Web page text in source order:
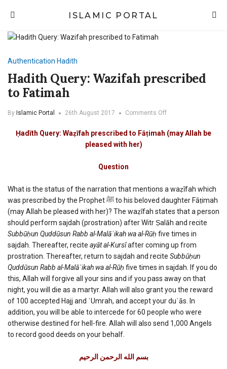
ISLAMIC PORTAL
Authentication Hadith
Hadith Query: Wazifah prescribed
to Fatimah
By Islamic Portal 26th August 2017 Comments Offon
Query:
Wazifah
Ḥadīth Query: Waẓīfah prescribed to Fāṭimah (may Allah be
pleased with her)
Question
What is the status of the narration that mentions a waẓīfah which
was prescribed by the Prophet ﷺ to his beloved daughter Fāṭimah
(may Allah be pleased with her)? The waẓīfah states that a person
should perform sajdah (prostration) after Witr Ṣalāh and recite
Subbūḥun Quddūsun Rabb al-Malāʾikah wa al-Rūḥ five times in
sajdah. Thereafter, recite ayāt al-Kursīafter coming up from
prostration. Thereafter, return to sajdah and recite Subbūḥun
Quddūsun Rabb al-Malāʾikah wa al-Rūḥ five times in sajdah. If you do
this, Allah will forgive all your sins and if you pass away on that
night, you will die as a martyr. Allah will also grant you the reward
of 100 accepted Hajj and ʿUmrah, and accept your duʿās. In
addition, you will be able to intercede for 60 people who were
otherwise destined for hell-fire. Allah will also send 1,000 Angels
to record good deeds on your behalf.
بسم الله الرحمن الرحیم